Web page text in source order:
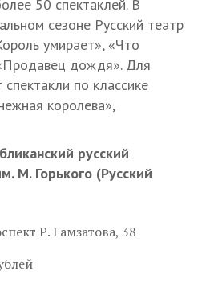
50 спектаклей. В
сезоне Русский театр
умирает», «Что
дождя». Для
по классике
королева»,
русский
М. Горького (Русский
Р. Гамзатова, 38